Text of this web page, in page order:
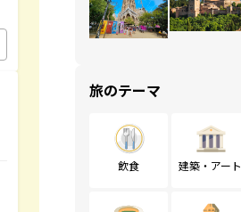
旅のテーマ
飲食 建築・アート